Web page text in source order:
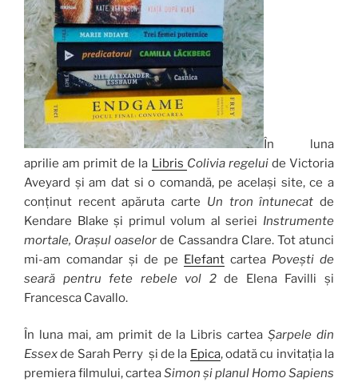
În luna
aprilie am primit de la Libris Colivia regeluide Victoria
Aveyard și am dat si o comandă, pe același site, ce a
conținut recent apăruta carte Un tron întunecat de
Kendare Blake și primul volum al seriei Instrumente
mortale, Orașul oaselorde Cassandra Clare. Tot atunci
mi-am comandar și de pe Elefant cartea Povești de
seară pentru fete rebele vol 2de Elena Favilli și
Francesca Cavallo.
În luna mai, am primit de la Libris carteaȘarpele din
Essexde Sarah Perry și de la Epica, odată cu invitația la
premiera filmului, carteaSimon și planul Homo Sapiens